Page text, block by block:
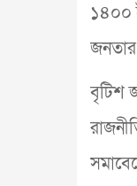
১৪০০
বৃটিশ